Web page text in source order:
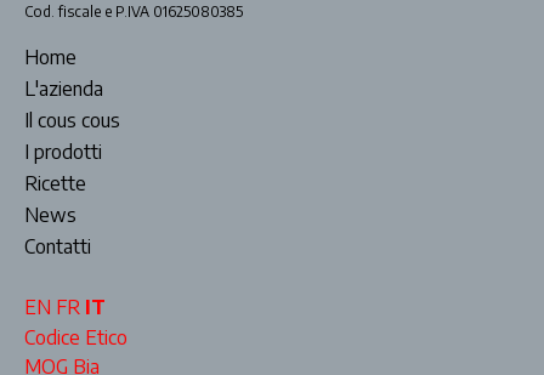
Cod. fiscale e P.IVA 01625080385
Home
L'azienda
Il cous cous
I prodotti
Ricette
News
Contatti
EN FR IT
Codice Etico
MOG Bia